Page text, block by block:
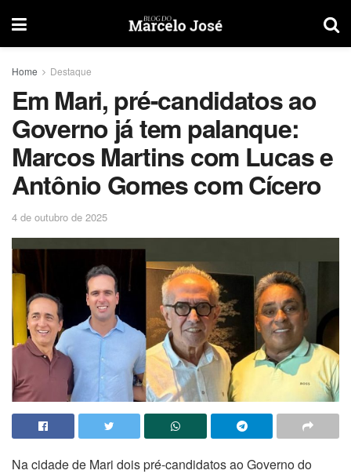
Home Destaque
Em Mari, pré-candidatos ao
Governo já tem palanque:
Marcos Martins com Lucas e
Antônio Gomes com Cícero
4 de outubro de 2025
Na cidade de Mari dois pré-candidatos ao Governo do